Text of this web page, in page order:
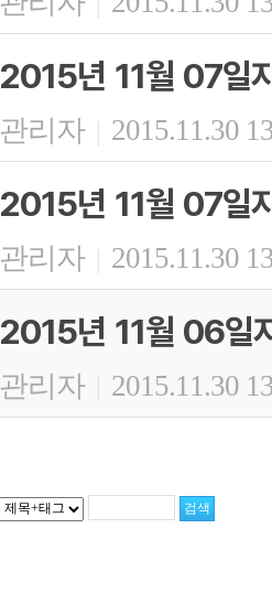
2015년 11월 07일
관리자 | 2015.11.30
2015년 11월 07일
관리자 | 2015.11.30
2015년 11월 06일
관리자 | 2015.11.30